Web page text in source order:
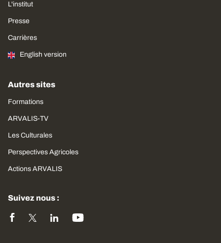
L'institut
Presse
Carrières
English version
Autres sites
Formations
ARVALIS-TV
Les Culturales
Perspectives Agricoles
Actions ARVALIS
Suivez nous :